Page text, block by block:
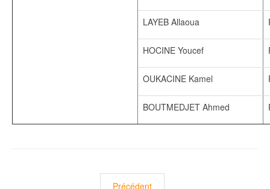
LAYEB Allaoua
HOCINE Youcef
OUKACINE Kamel
BOUTMEDJET Ahmed
Article précédent : Description
Précédent